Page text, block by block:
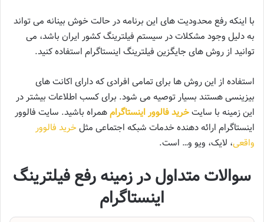
با اینکه رفع محدودیت های این برنامه در حالت خوش بینانه می تواند
به دلیل وجود مشکلات در سیستم فیلترینگ کشور ایران باشد، می
توانید از روش های جایگزین فیلترینگ اینستاگرام استفاده کنید.
استفاده از این روش ها برای تمامی افرادی که دارای اکانت های
بیزینسی هستند بسیار توصیه می شود. برای کسب اطلاعات بیشتر در
این زمینه با سایتخرید فالوور اینستاگرامهمراه باشید. سایت فالوور
اینستاگرام ارائه دهنده خدمات شبکه اجتماعی مثلخرید فالوور
واقعی، لایک، ویو و… است.
سوالات متداول در زمینه رفع فیلترینگ
اینستاگرام